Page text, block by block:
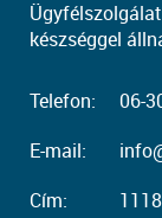
készséggel
Telefon:
06-
E-mail:
Cím: